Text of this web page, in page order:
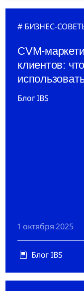
БИЗНЕС-
CVM-
клиентов:
Блог IBS
1 октября 2025
Блог IBS